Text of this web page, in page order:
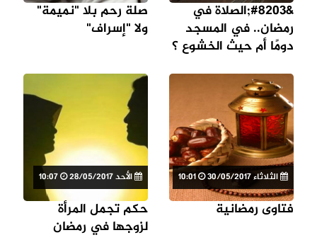
&#8203;الصلاة في
رمضان.. في المسجد
دومًا أم حيث الخشوع ؟
صلة رحم بلا "نميمة"
ولا "إسراف"
الثلاثاء 30/05/2017
فتاوى رمضانية
الأحد 28/05/2017
حكم تجمل المرأة
لزوجها في رمضان